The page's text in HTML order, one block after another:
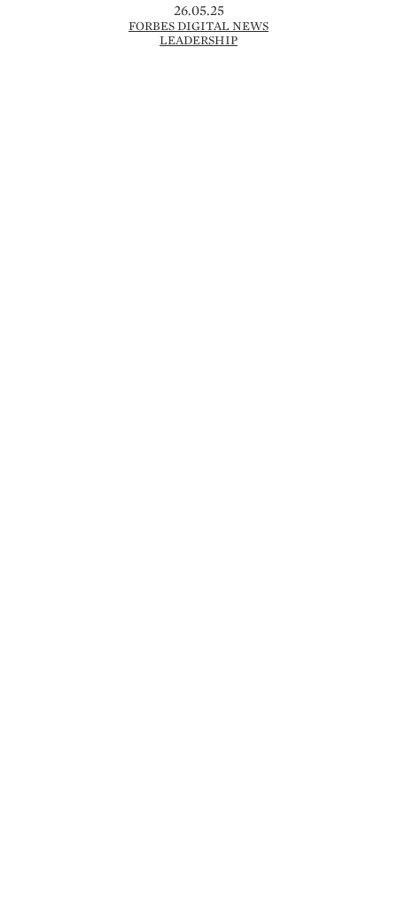
26.05.25
FORBES DIGITAL NEWS
LEADERSHIP